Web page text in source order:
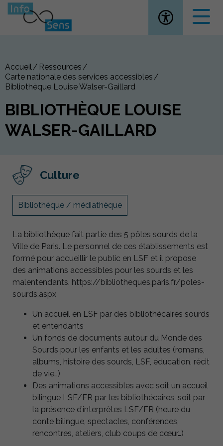
Ouvrir la
Accueil
Ressources
Carte nationale des services accessibles
Bibliothèque Louise Walser-Gaillard
BIBLIOTHÈQUE LOUISE
WALSER-GAILLARD
Culture
Bibliothèque / médiathèque
La bibliothèque fait partie des 5 pôles sourds de la
Ville de Paris. Le personnel de ces établissements est
formé pour accueillir le public en LSF et il propose
des animations accessibles pour les sourds et les
malentendants. https://bibliotheques.paris.fr/poles-
sourds.aspx
Un accueil en LSF par des bibliothécaires sourds
et entendants
Un fonds de documents autour du Monde des
Sourds pour les enfants et les adultes (romans,
albums, histoire des sourds, LSF, éducation, récit
de vie…)
Des animations accessibles avec soit un accueil
bilingue LSF/FR par les bibliothécaires, soit par
la présence d’interprètes LSF/FR (heure du
conte bilingue, spectacles, conférences,
rencontres, ateliers, club coups de cœur…)